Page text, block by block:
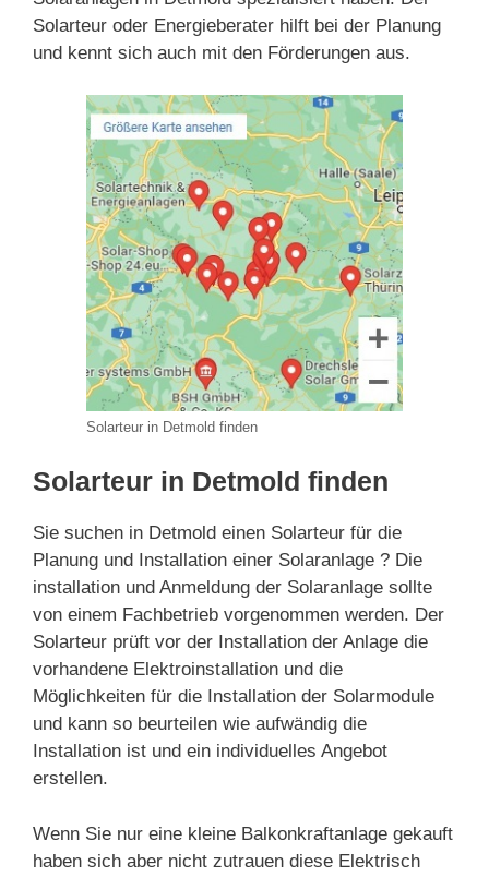
Solarteur oder Energieberater hilft bei der Planung
und kennt sich auch mit den Förderungen aus.
Solarteur in Detmold finden
Solarteur in Detmold finden
Sie suchen in Detmold einen Solarteur für die
Planung und Installation einer Solaranlage ? Die
installation und Anmeldung der Solaranlage sollte
von einem Fachbetrieb vorgenommen werden. Der
Solarteur prüft vor der Installation der Anlage die
vorhandene Elektroinstallation und die
Möglichkeiten für die Installation der Solarmodule
und kann so beurteilen wie aufwändig die
Installation ist und ein individuelles Angebot
erstellen.
Wenn Sie nur eine kleine Balkonkraftanlage gekauft
haben sich aber nicht zutrauen diese Elektrisch